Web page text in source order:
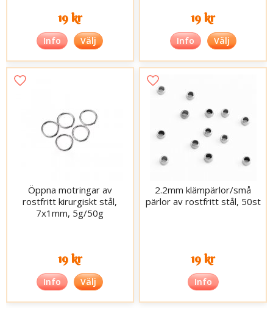
19 kr
Info Välj
19 kr
Info Välj
Öppna motringar av
rostfritt kirurgiskt stål,
7x1mm, 5g/50g
19 kr
Info Välj
2.2mm klämpärlor/små
pärlor av rostfritt stål, 50st
19 kr
Info